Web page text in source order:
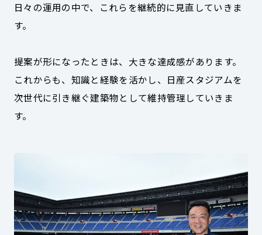
日々の運用の中で、これらを継続的に見直していきま
す。
提案が形になったときは、大きな達成感があります。
これからも、知識と経験を活かし、日産スタジアムを
次世代に引き継ぐ建築物として維持管理していきま
す。